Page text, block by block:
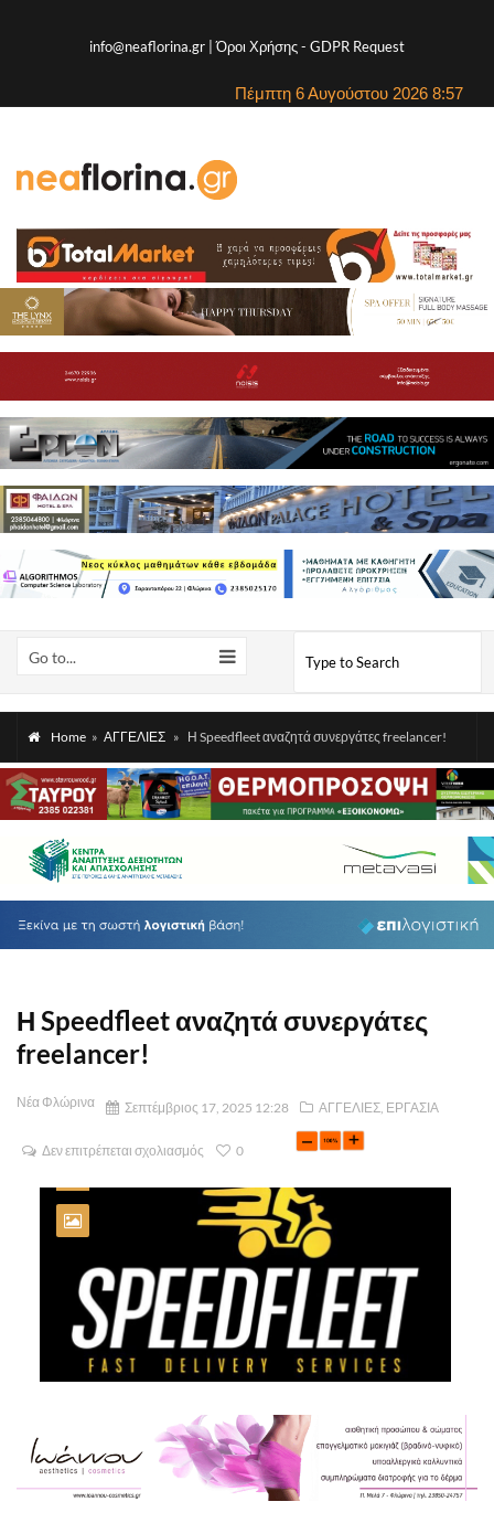
info@neaflorina.gr |Όροι Χρήσης- GDPR Request
Πέμπτη 6 Αυγούστου 2026 8:57
Go to...
Home » ΑΓΓΕΛΙΕΣ » Η Speedfleet αναζητά συνεργάτες freelancer!
Η Speedfleet αναζητά συνεργάτες
freelancer!
Νέα Φλώρινα Σεπτέμβριος 17, 2025 12:28 ΑΓΓΕΛΙΕΣ ΕΡΓΑΣΙΑ
Δεν επιτρέπεται σχολιασμός 0